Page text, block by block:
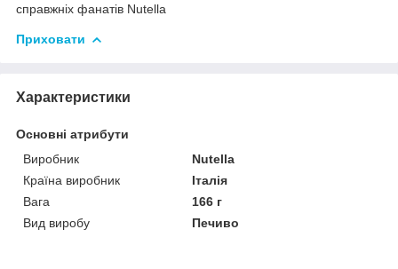
справжніх фанатів Nutella
Приховати
Характеристики
Основні атрибути
Виробник
Nutella
Країна виробник
Італія
Вага
166 г
Вид виробу
Печиво